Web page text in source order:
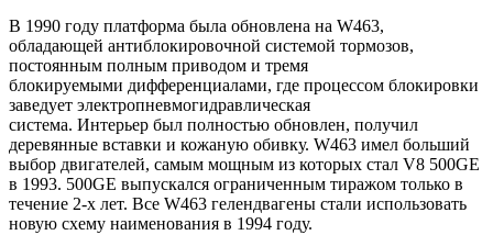
В 1990 году платформа была обновлена на W463,
обладающей антиблокировочной системой тормозов,
постоянным полным приводом и тремя
блокируемыми дифференциалами, где процессом блокировки
заведует электропневмогидравлическая
система. Интерьер был полностью обновлен, получил
деревянные вставки и кожаную обивку. W463 имел больший
выбор двигателей, самым мощным из которых стал V8 500GE
в 1993. 500GE выпускался ограниченным тиражом только в
течение 2-х лет. Все W463 гелендвагены стали использовать
новую схему наименования в 1994 году.